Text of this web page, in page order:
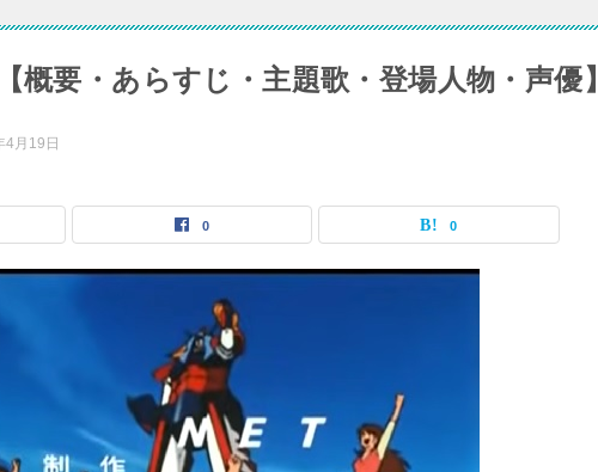
要・あらすじ・主題歌・登場人物・声優】
4月19日
0 0